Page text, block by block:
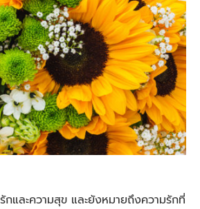
กและความสุข และยังหมายถึงความรักที่